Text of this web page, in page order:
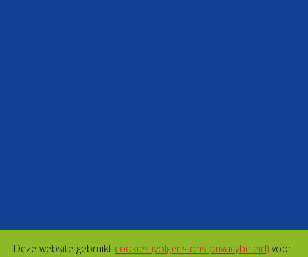
Deze website gebruikt cookies (volgens ons privacybeleid) voor